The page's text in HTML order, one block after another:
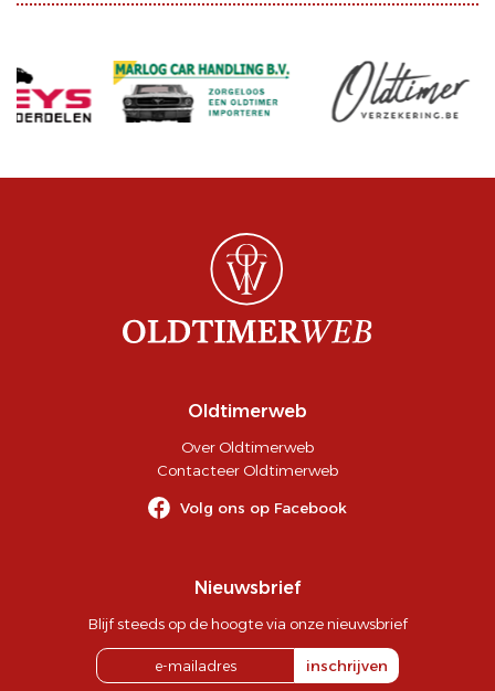
Oldtimerweb
Over Oldtimerweb
Contacteer Oldtimerweb
Volg ons op Facebook
Nieuwsbrief
Blijf steeds op de hoogte via onze nieuwsbrief
inschrijven